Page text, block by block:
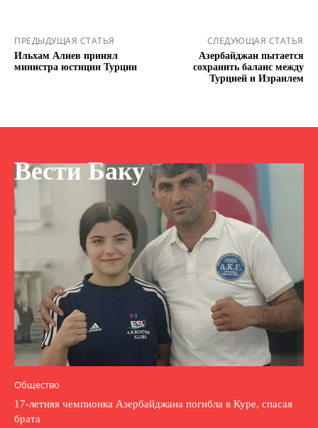
ПРЕДЫДУЩАЯ СТАТЬЯ
Ильхам Алиев принял
министра юстиции Турции
СЛЕДУЮЩАЯ СТАТЬЯ
Азербайджан пытается
сохранить баланс между
Турцией и Израилем
Вести Баку
Общество
17-летняя чемпионка Азербайджана погибла в Куре, спасая
брата